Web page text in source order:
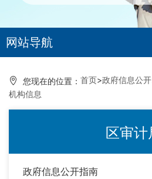
网站导航
您现在的位置： 首页>政府信息公开
机构信息
区审计
政府信息公开指南